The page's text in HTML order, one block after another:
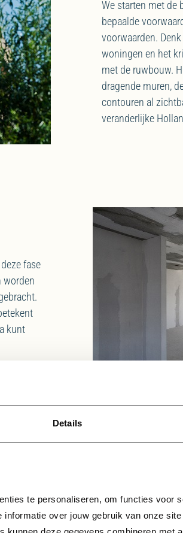
Details
te personaliseren, om functies voor
over jouw gebruik van onze
We starten met de
bepaalde
voorwaarden.
woningen en het
met de ruwbouw.
dragende muren,
contouren al
veranderlijke
fase
worden
kunt
AAN DE
je natuurlijk graag met eigen ogen. Om
veilig op de bouwplaats jouw woning